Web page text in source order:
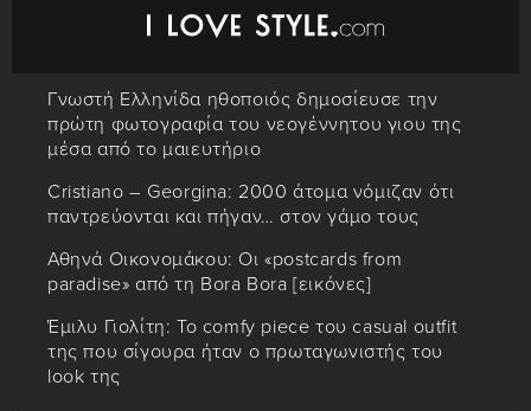
Γνωστή Ελληνίδα ηθοποιός δημοσίευσε την
πρώτη φωτογραφία του νεογέννητου γιου της
μέσα από το μαιευτήριο
Cristiano – Georgina: 2000 άτομα νόμιζαν ότι
παντρεύονται και πήγαν… στον γάμο τους
Αθηνά Οικονομάκου: Οι «postcards from
paradise» από τη Bora Bora [εικόνες]
Έμιλυ Γιολίτη: Το comfy piece του casual outfit
της που σίγουρα ήταν ο πρωταγωνιστής του
look της